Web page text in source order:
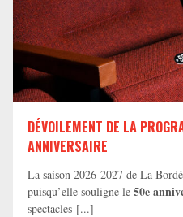
DÉVOILEMENT DE LA
ANNIVERSAIRE
La saison 2026-2027 de La
puisqu’elle souligne le 50e
spectacles [...]